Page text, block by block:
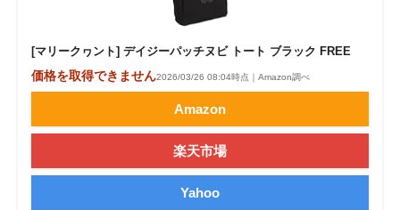
[マリークヮント] デイジーパッチヌビ トート ブラック FREE
価格を取得できません2026/03/26 08:04時点｜Amazon調べ
Amazon
楽天市場
Yahoo